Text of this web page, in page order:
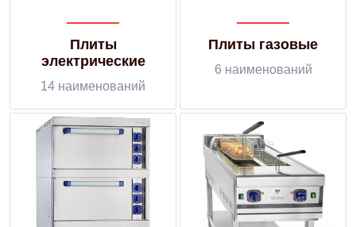
Плиты
электрические
14 наименований
Плиты газовые
6 наименований